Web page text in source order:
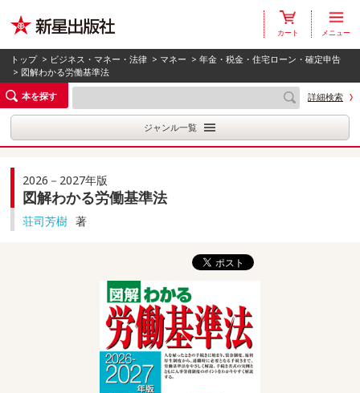
カート メニュー
トップ > ビジネス・マネー・法律 > マネー >年金・税金・住宅ローン・確定申告
> 図解わかる労働基準法
本を探す
詳細検索
ジャンル一覧
2026－2027年版
図解わかる労働基準法
荘司芳樹 著